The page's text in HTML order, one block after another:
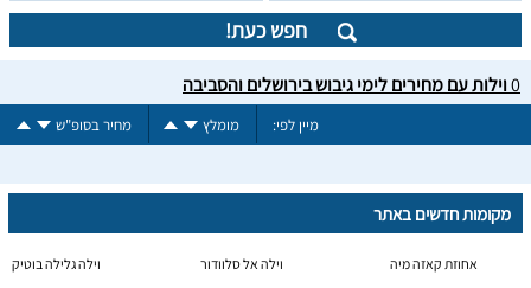
חפש כעת!
0וילות עם מחירים לימי גיבוש בירושלים והסביבה
מיין לפי: מומלץ מחיר בסופ"ש
מקומות חדשים באתר
אחוזת קאזה מיה וילה אל סלוודור וילה גלילה בוטיק